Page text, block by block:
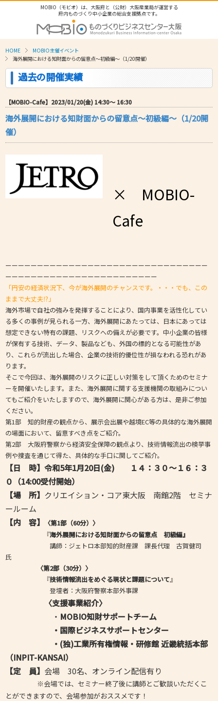
MOBIO（モビオ）は、大阪府と（公財）大阪産業局が運営する
府内ものづくり中小企業の総合支援拠点です。
HOME
MOBIO主催イベント
海外展開における知財面からの留意点～初級編～（1/20開催）
過去の開催実績
【MOBIO-Cafe】2023/01/20(金) 14:30〜 16:30
海外展開における知財面からの留意点～初級編～（1/20開
催）
× MOBIO-
Cafe
ーーーーーーーーーーーーーーーーーーーーーーーーーーーーーーーー
ーーーーーーーーーーーーーーーーーーーーーーーー
「円安の経済状況下、今が海外展開のチャンスです。・・・でも、この
ままで大丈夫⁉」
海外市場で自社の強みを発揮することにより、国内事業を活性化してい
る多くの事例が見られる一方、海外展開にあたっては、日本にあっては
想定できない特有の課題、リスクへの備えが必要です。中小企業の皆様
が保有する技術、データ、製品なども、外国の標的となる可能性があ
り、これらが流出した場合、企業の技術的優位性が損なわれる恐れがあ
ります。
そこで今回は、海外展開のリスクに正しい対策をして頂くためのセミナ
ーを開催いたします。また、海外展開に関する支援機関の取組みについ
てもご紹介をいたしますので、海外展開に関心がある方は、是非ご参加
ください。
第1部 知的財産の観点から、展示会出展や越境EC等の具体的な海外展開
の場面において、留意すべき点をご紹介。
第2部 大阪府警察から経済安全保障の観点より、技術情報流出の検挙事
例や捜査を通じて得た、具体的な手口に関してご紹介。
【日 時】令和5年1月20日(金) １４：３０～１６： ３
０ （14:00受付開始）
【場 所】 クリエイション・コア東大阪 南館2階 セミナ
ールーム
【内 容】
〈第1部（60分）〉
『海外展開における知財面からの留意点 初級編』
講師：ジェトロ本部知的財産課 課長代理 古賀健司
氏
〈第2部（30分）〉
『技術情報流出をめぐる現状と課題について 』
登壇者：大阪府警察本部外事課
〈支援事業紹介〉
・ MOBIO知財サポートチーム
・国際ビジネスサポートセンター
・(独)工業所有権情報・研修館 近畿統括本部
（INPIT-KANSAI）
【定 員】 会場 30名、 オンライン配信有り
※会場では、セミナー終了後に講師とご歓談いただくこ
とができますので、会場参加がおススメです！